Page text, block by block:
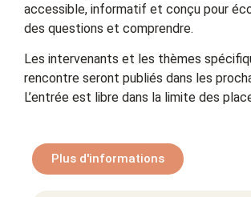
accessible, informatif et conçu pour
des questions et comprendre.
Les intervenants et les thèmes
rencontre seront publiés dans les
L’entrée est libre dans la limite des
Plus d'informations